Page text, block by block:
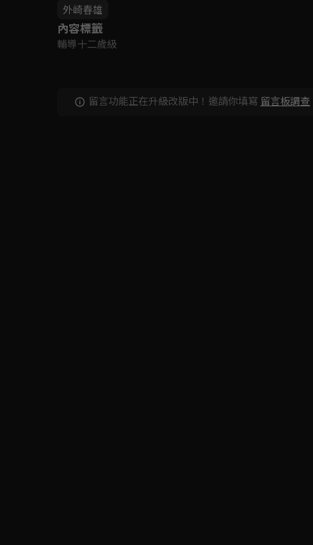
外崎春雄
內容標籤
輔導十二歲級
留言功能正在升級改版中！邀請你填寫 留言板調查